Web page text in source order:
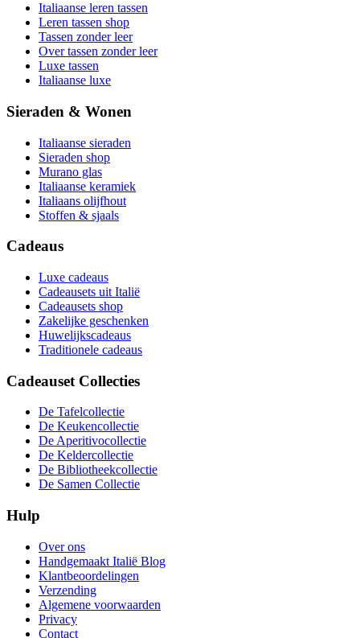
Italiaanse leren tassen
Leren tassen shop
Tassen zonder leer
Over tassen zonder leer
Luxe tassen
Italiaanse luxe
Sieraden & Wonen
Italiaanse sieraden
Sieraden shop
Murano glas
Italiaanse keramiek
Italiaans olijfhout
Stoffen & sjaals
Cadeaus
Luxe cadeaus
Cadeausets uit Italië
Cadeausets shop
Zakelijke geschenken
Huwelijkscadeaus
Traditionele cadeaus
Cadeauset Collecties
De Tafelcollectie
De Keukencollectie
De Aperitivocollectie
De Keldercollectie
De Bibliotheekcollectie
De Samen Collectie
Hulp
Over ons
Handgemaakt Italië Blog
Klantbeoordelingen
Verzending
Algemene voorwaarden
Privacy
Contact